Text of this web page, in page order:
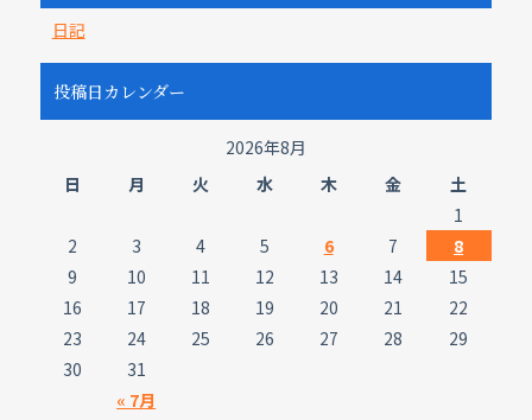
日記
投稿日カレンダー
2026年8月
日
月 火 水 木 金 土
« 7月
1
2
3 4 5 6 7
8
9
10 11 12 13 14
15
16
17 18 19 20 21
22
23
24 25 26 27 28
29
30
31